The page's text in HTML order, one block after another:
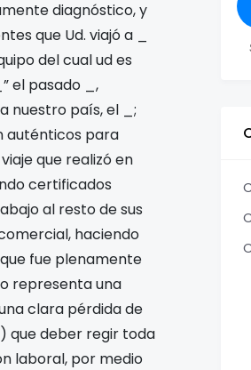
diagnóstico, y
que Ud. viajó a _
del cual ud es
el pasado _,
nuestro país, el _;
auténticos para
que realizó en
certificados
al resto de sus
haciendo
fue plenamente
representa una
clara pérdida de
que deber regir toda
laboral, por medio